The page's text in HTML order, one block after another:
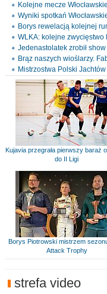
Kolejne mecze
Wyniki spotkań
Borys rewelacją kolejnej
WLKA: kolejne zwycięstwo
Jedenastolatek zrobił
Brąz naszych wioślarzy.
Mistrzostwa Polski
Kujavia przegrała pierwszy baraż
do II Ligi
Borys Piotrowski mistrzem
Attack Trophy
strefa video